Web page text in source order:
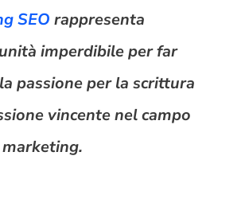
SEO rappresenta
imperdibile per far
passione per la scrittura
vincente nel campo